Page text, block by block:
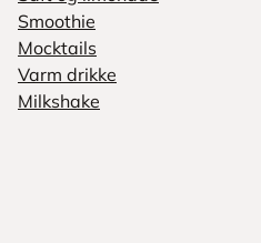
Smoothie
Mocktails
Varm drikke
Milkshake